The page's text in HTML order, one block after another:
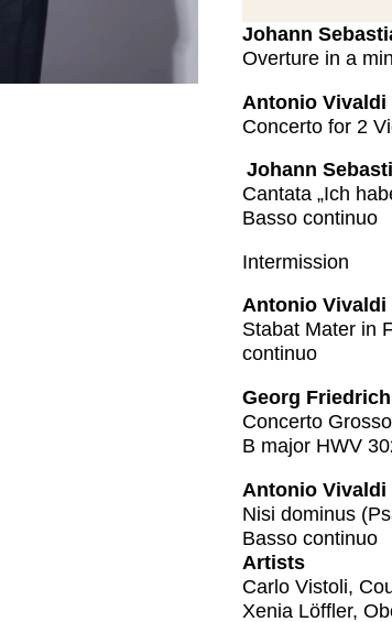
Johann
Overture in a
Antonio Vivaldi
Concerto for 2
Johann
Cantata „Ich
Basso continuo
Intermission
Antonio Vivaldi
Stabat Mater in
continuo
Georg
Concerto
B major HWV
Antonio Vivaldi
Nisi dominus
Basso continuo
Artists
Carlo Vistoli,
Xenia Löffler,